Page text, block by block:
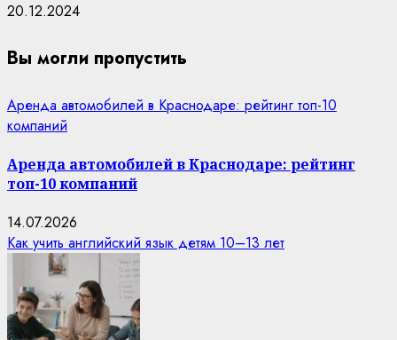
20.12.2024
Вы могли пропустить
Аренда автомобилей в Краснодаре: рейтинг топ-10
компаний
Аренда автомобилей в Краснодаре: рейтинг
топ-10 компаний
14.07.2026
Как учить английский язык детям 10–13 лет